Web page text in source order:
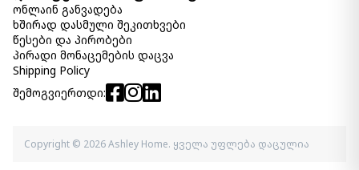
ონლაინ განვადება
ხშირად დასმული შეკითხვები
წესები და პირობები
პირადი მონაცემების დაცვა
Shipping Policy
შემოგვიერთდი:
Copyright © 2026 Ashley Home. ყველა უფლება დაცულია